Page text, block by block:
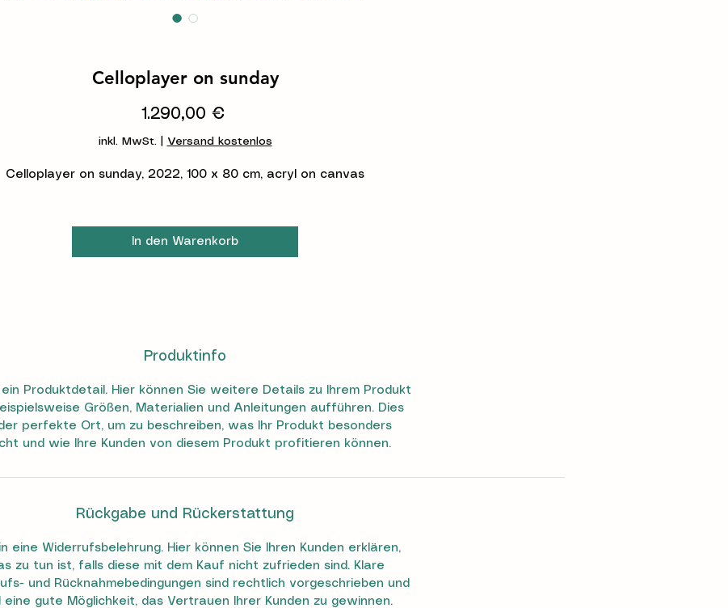
Celloplayer on sunday
1.290,00 €Preis
inkl. MwSt. Versand kostenlos
Celloplayer on sunday, 2022, 100 x 80 cm, acryl on canvas
In den Warenkorb
Produktinfo
ein Produktdetail. Hier können Sie weitere Details zu Ihrem Produkt
Größen, Materialien und Anleitungen aufführen. Dies
perfekte Ort, um zu beschreiben, was Ihr Produkt besonders
und wie Ihre Kunden von diesem Produkt profitieren können.
Rückgabe und Rückerstattung
eine Widerrufsbelehrung. Hier können Sie Ihren Kunden erklären,
zu tun ist, falls diese mit dem Kauf nicht zufrieden sind. Klare
und Rücknahmebedingungen sind rechtlich vorgeschrieben und
eine gute Möglichkeit, das Vertrauen Ihrer Kunden zu gewinnen.